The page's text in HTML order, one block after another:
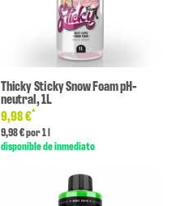
Thicky Sticky Snow Foam pH-
neutral, 1L
9,98 €*
9,98 € por 1 l
disponible de inmediato